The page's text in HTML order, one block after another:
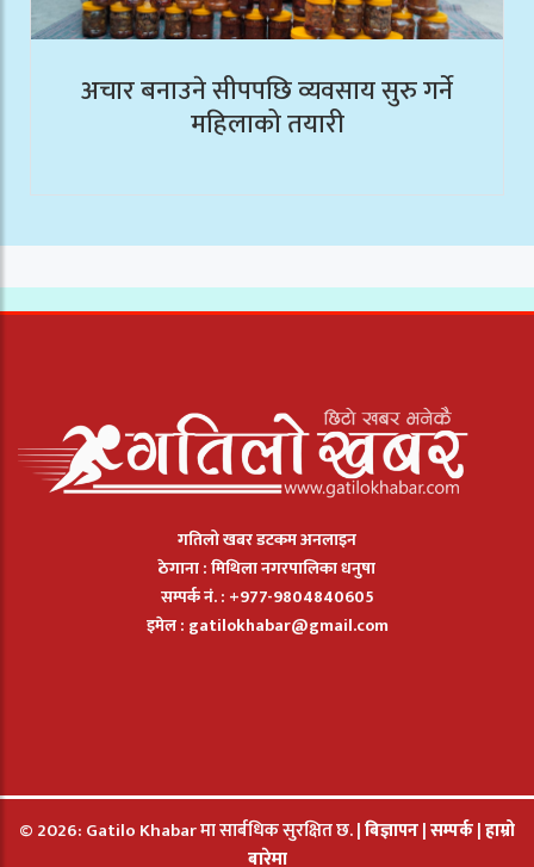
अचार बनाउने सीपपछि व्यवसाय सुरु गर्ने
महिलाको तयारी
गतिलो खबर डटकम अनलाइन
ठेगाना : मिथिला नगरपालिका धनुषा
सम्पर्क नं. : +977-9804840605
इमेल : gatilokhabar@gmail.com
© 2026: Gatilo Khabar मा सार्बधिक सुरक्षित छ. |बिज्ञापन|सम्पर्क|हाम्रो
बारेमा